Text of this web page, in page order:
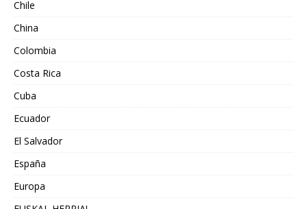
Chile
China
Colombia
Costa Rica
Cuba
Ecuador
El Salvador
España
Europa